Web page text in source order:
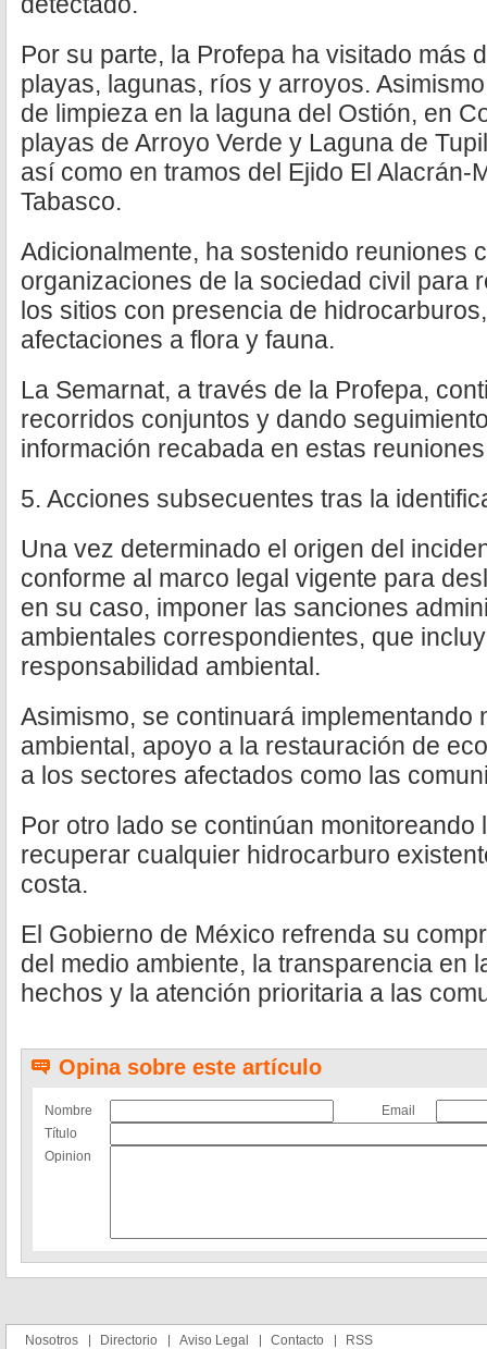
Por su parte, la Profepa ha visitado más
playas, lagunas, ríos y arroyos.
de limpieza en la laguna del Ostión, en
playas de Arroyo Verde y Laguna de
así como en tramos del Ejido El Alacrán-
Tabasco.
Adicionalmente, ha sostenido reuniones
organizaciones de la sociedad civil para
los sitios con presencia de
afectaciones a flora y fauna.
La Semarnat, a través de la Profepa,
recorridos conjuntos y dando
información recabada en estas
5. Acciones subsecuentes tras la
Una vez determinado el origen del
conforme al marco legal vigente para
en su caso, imponer las sanciones
ambientales correspondientes, que
responsabilidad ambiental.
Asimismo, se continuará implementando
ambiental, apoyo a la restauración de
a los sectores afectados como las
Por otro lado se continúan
recuperar cualquier hidrocarburo
costa.
El Gobierno de México refrenda su
del medio ambiente, la transparencia en
hechos y la atención prioritaria a las
Opina sobre este artículo
Nombre
Email
Título
Opinion
Nosotros Directorio Aviso Legal Contacto RSS